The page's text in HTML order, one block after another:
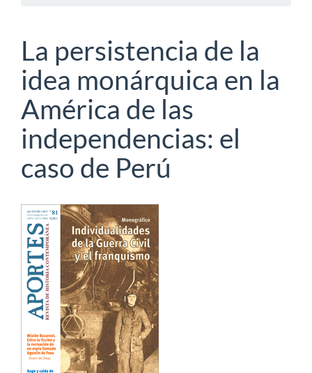
La persistencia de la
idea monárquica en la
América de las
independencias: el
caso de Perú
Barra
lateral
del
artículo